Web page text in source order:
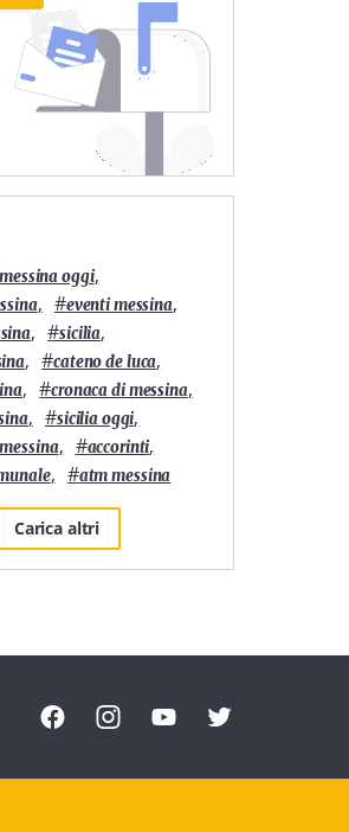
messina oggi,
, #eventi messina,
, #sicilia,
, #cateno de luca,
, #cronaca di messina,
, #sicilia oggi,
, #accorinti,
, #atm messina
Carica altri